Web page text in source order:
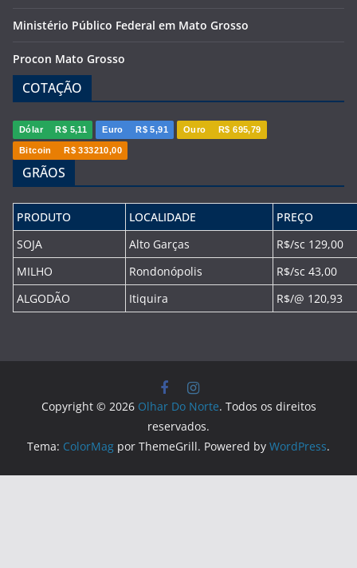
Ministério Público Federal em Mato Grosso
Procon Mato Grosso
COTAÇÃO
Dólar R$ 5,11 Euro R$ 5,91 Ouro R$ 695,79
Bitcoin R$ 333210,00
GRÃOS
PRODUTO LOCALIDADE
PREÇO
SOJA
Alto Garças
R$/sc 129,00
MILHO
Rondonópolis
R$/sc 43,00
ALGODÃO
Itiquira R$/@ 120,93
Copyright © 2026 Olhar Do Norte. Todos os direitos
reservados.
Tema: ColorMag por ThemeGrill. Powered by WordPress.